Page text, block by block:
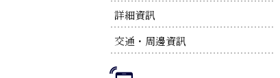
詳細資訊
交通・周邊資訊